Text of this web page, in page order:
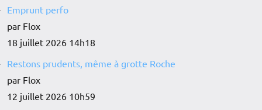
Emprunt perfo
par Flox
18 juillet 2026 14h18
Restons prudents, même à grotte Roche
par Flox
12 juillet 2026 10h59